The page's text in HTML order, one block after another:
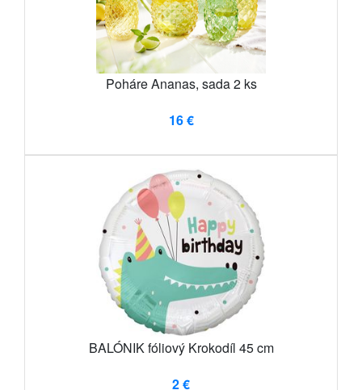
Poháre Ananas, sada 2 ks
16 €
BALÓNIK fóliový Krokodíl 45 cm
2 €